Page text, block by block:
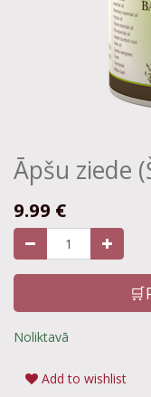
Āpšu ziede
9.99 €
Noliktavā
Add to wishlist